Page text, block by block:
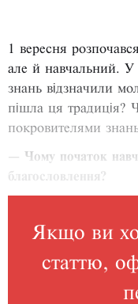
1 вересня
але й навчальний. У
знань відзначили
пішла ця традиція?
покровителями
— Чому початок
благословлення?
Якщо ви
статтю,